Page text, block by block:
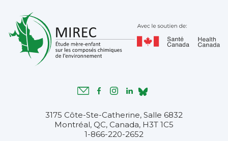
3175 Côte-Ste-Catherine, Salle 6832
Montréal, QC, Canada, H3T 1C5
1-866-220-2652